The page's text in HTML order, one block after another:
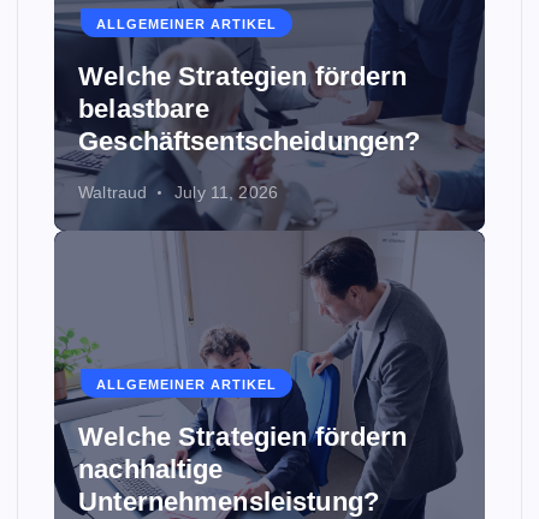
ALLGEMEINER ARTIKEL
Welche Strategien fördern
belastbare
Geschäftsentscheidungen?
Waltraud July 11, 2026
ALLGEMEINER ARTIKEL
Welche Strategien fördern
nachhaltige
Unternehmensleistung?